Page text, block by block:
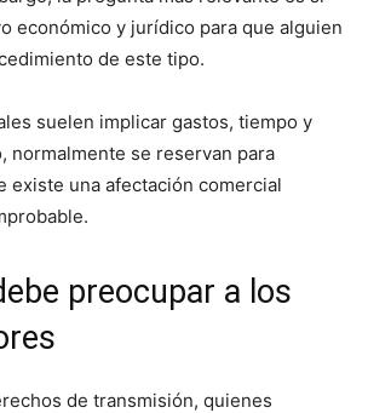
económico y jurídico para que alguien
de este tipo.
suelen implicar gastos, tiempo y
normalmente se reservan para
existe una afectación comercial
preocupar a los
de transmisión, quienes